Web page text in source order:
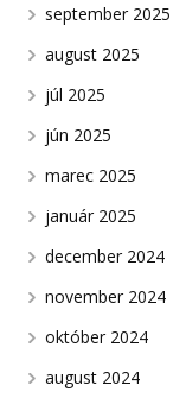
september 2025
august 2025
júl 2025
jún 2025
marec 2025
január 2025
december 2024
november 2024
október 2024
august 2024